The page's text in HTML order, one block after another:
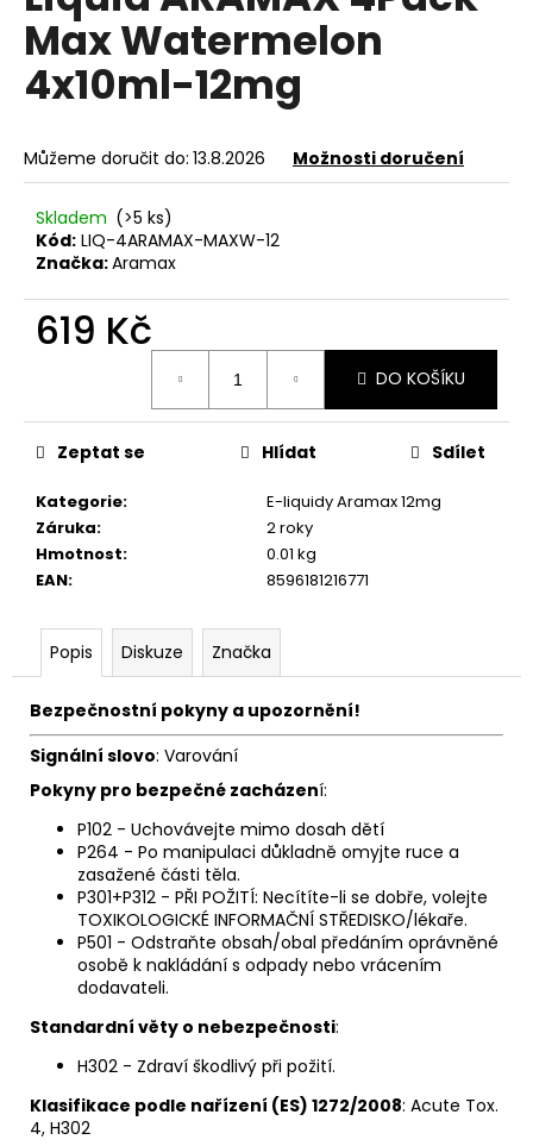
0,0
hvězdiček.
Max Watermelon
4x10ml-12mg
Můžeme doručit do: 13.8.2026 Možnosti doručení
Skladem (>5 ks)
Kód: LIQ-4ARAMAX-MAXW-12
Značka:Aramax
619 Kč
DO KOŠÍKU
Kategorie:
E-liquidy Aramax 12mg
Záruka:
2 roky
Hmotnost:
0.01 kg
EAN: 8596181216771
Zeptat se Hlídat Sdílet
Popis Diskuze Značka
Bezpečnostní pokyny a upozornění!
Signální slovo: Varování
Pokyny pro bezpečné zacházení:
P102 - Uchovávejte mimo dosah dětí
P264 - Po manipulaci důkladně omyjte ruce a
zasažené části těla.
P301+P312 - PŘI POŽITÍ: Necítíte-li se dobře, volejte
TOXIKOLOGICKÉ INFORMAČNÍ STŘEDISKO/lékaře.
P501 - Odstraňte obsah/obal předáním oprávněné
osobě k nakládání s odpady nebo vrácením
dodavateli.
Standardní věty o nebezpečnosti:
H302 - Zdraví škodlivý při požití.
Klasifikace podle nařízení (ES) 1272/2008: Acute Tox.
4, H302
a
j
í
?
p
o
u
č
u
e
ELF
BAR
600
-
CHERRY
(TŘEŠEŇ)